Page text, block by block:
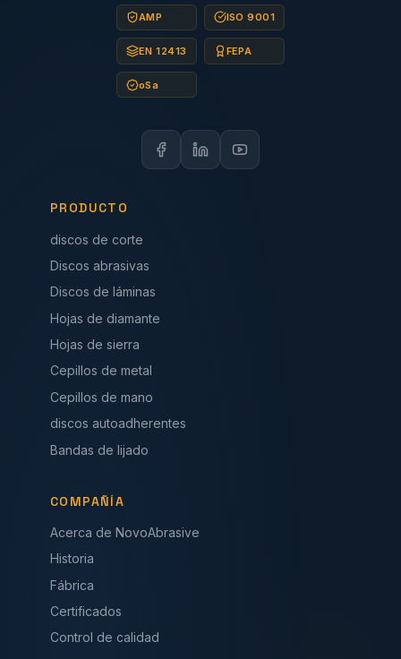
AMP ISO 9001
EN 12413 FEPA
oSa
PRODUCTO
discos de corte
Discos abrasivas
Discos de láminas
Hojas de diamante
Hojas de sierra
Cepillos de metal
Cepillos de mano
discos autoadherentes
Bandas de lijado
COMPAÑÍA
Acerca de NovoAbrasive
Historia
Fábrica
Certificados
Control de calidad